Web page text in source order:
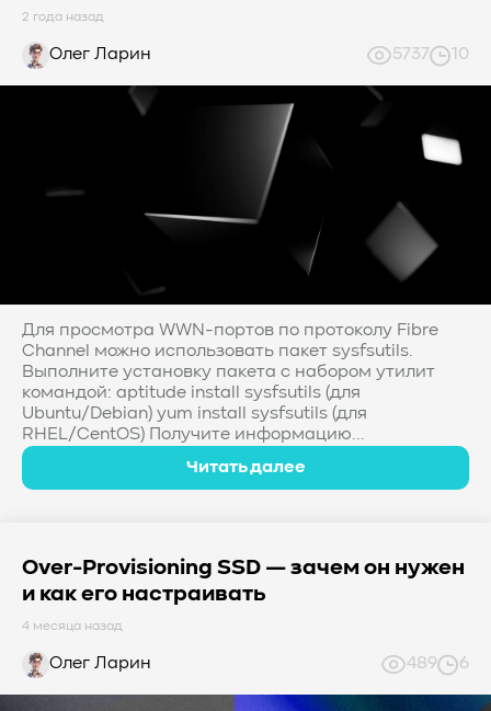
2 года назад
Олег Ларин 5737 10
Для просмотра WWN-портов по протоколу Fibre
Channel можно использовать пакет sysfsutils.
Выполните установку пакета с набором утилит
командой: aptitude install sysfsutils (для
Ubuntu/Debian) yum install sysfsutils (для
RHEL/CentOS) Получите информацию...
Читать далее
Over-Provisioning SSD — зачем он нужен
и как его настраивать
4 месяца назад
Олег Ларин 489 6